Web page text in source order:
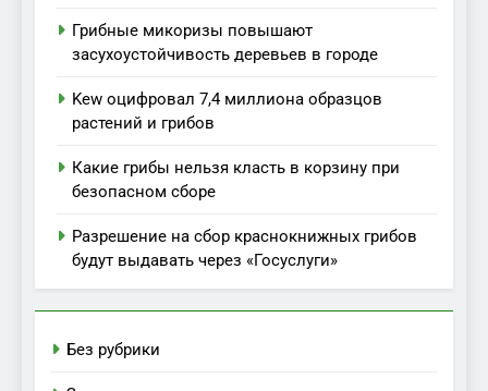
Грибные микоризы повышают
засухоустойчивость деревьев в городе
Kew оцифровал 7,4 миллиона образцов
растений и грибов
Какие грибы нельзя класть в корзину при
безопасном сборе
Разрешение на сбор краснокнижных грибов
будут выдавать через «Госуслуги»
Без рубрики